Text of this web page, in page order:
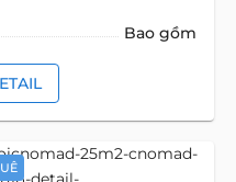
Bao gồm